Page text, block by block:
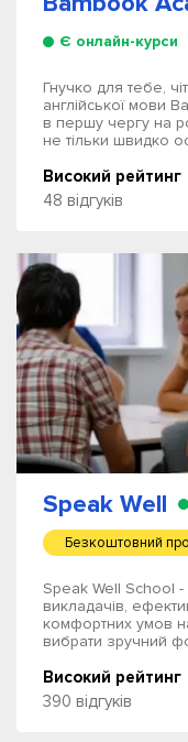
Є онлайн-курси
Гнучко для тебе,
англійської мови
в першу чергу на
не тільки швидко
Високий рейтинг
48 відгуків
Speak Well
Безкоштовний
Speak Well School
викладачів,
комфортних умов
вибрати зручний
Високий рейтинг
390 відгуків